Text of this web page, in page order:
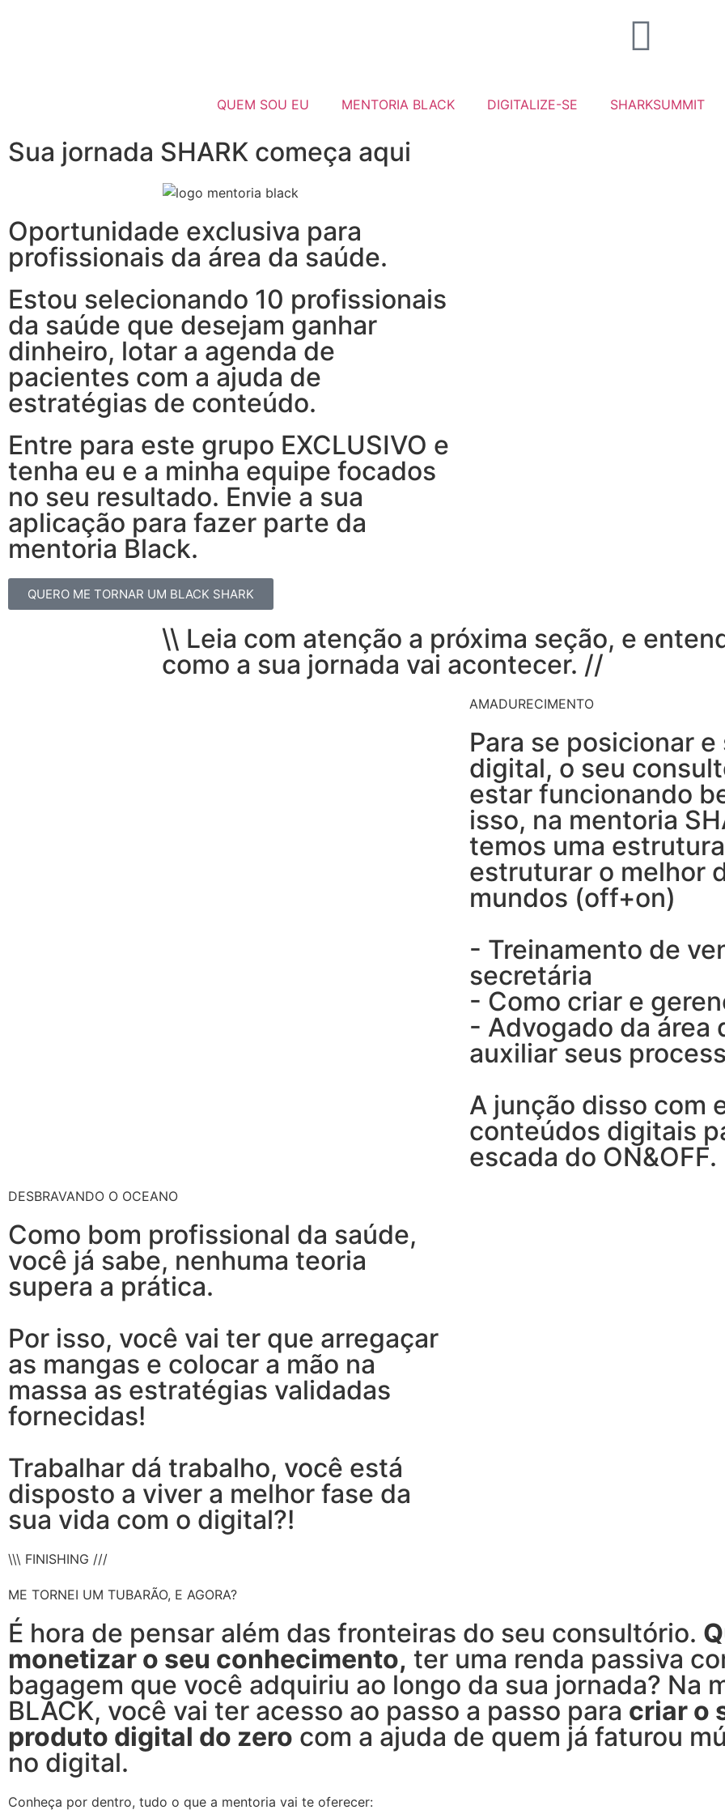
QUEM SOU EU MENTORIA BLACK DIGITALIZE-SE SHARKSUMMIT
Sua jornada SHARK começa aqui
Oportunidade exclusiva para
profissionais da área da saúde.
Estou selecionando 10 profissionais
da saúde que desejam ganhar
dinheiro, lotar a agenda de
pacientes com a ajuda de
estratégias de conteúdo.
Entre para este grupo EXCLUSIVO e
tenha eu e a minha equipe focados
no seu resultado. Envie a sua
aplicação para fazer parte da
mentoria Black.
QUERO ME TORNAR UM BLACK SHARK
\\ Leia com atenção a próxima seção, e
como a sua jornada vai acontecer. //
AMADURECIMENTO
Para se posicionar
digital, o seu
estar funcionando
isso, na mentoria
temos uma
estruturar o melhor
mundos (off+on)
- Treinamento de
secretária
- Como criar e
- Advogado da área
auxiliar seus
A junção disso com
conteúdos digitais
escada do ON&OFF.
DESBRAVANDO O OCEANO
Como bom profissional da saúde,
você já sabe, nenhuma teoria
supera a prática.
Por isso, você vai ter que arregaçar
as mangas e colocar a mão na
massa as estratégias validadas
fornecidas!
Trabalhar dá trabalho, você está
disposto a viver a melhor fase da
sua vida com o digital?!
\\\ FINISHING ///
ME TORNEI UM TUBARÃO, E AGORA?
É hora de pensar além das fronteiras do seu consultório.
monetizar o seu conhecimento, ter uma renda passiva
bagagem que você adquiriu ao longo da sua jornada? Na
BLACK, você vai ter acesso ao passo a passo para criar o
produto digital do zero com a ajuda de quem já faturou
no digital.
Conheça por dentro, tudo o que a mentoria vai te oferecer: